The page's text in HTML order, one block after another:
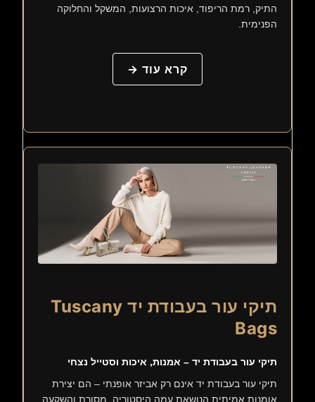
התיק, רמת הריפוד, איכות הרצועות, המשקל והחלוקה
הפנימית.
קרא עוד →
תיקי עור בעבודת יד Tuscany
Bags
תיקי עור בעבודת יד – אמנות, איכות וסטייל נצחי
תיקי עור בעבודת יד אינם רק אביזר אופנתי – הם יצירת
אומנות אמיתית הנושאת עמה היסטוריה, מסורת והשקעה